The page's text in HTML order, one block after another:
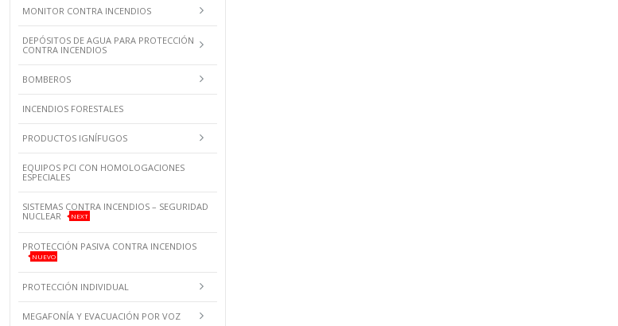
MONITOR CONTRA INCENDIOS
DEPÓSITOS DE AGUA PARA PROTECCIÓN
CONTRA INCENDIOS
BOMBEROS
INCENDIOS FORESTALES
PRODUCTOS IGNÍFUGOS
EQUIPOS PCI CON HOMOLOGACIONES
ESPECIALES
SISTEMAS CONTRA INCENDIOS – SEGURIDAD
NUCLEAR
NEXT
PROTECCIÓN PASIVA CONTRA INCENDIOS
NUEVO
PROTECCIÓN INDIVIDUAL
MEGAFONÍA Y EVACUACIÓN POR VOZ